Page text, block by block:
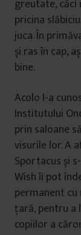
greutate, căci
pricina
juca. În
și ras în cap,
bine.
Acolo l-a
Institutului
prin saloane
visurile lor. A
Sportacus și
Wish îi pot
permanent
țară, pentru a
copiilor a